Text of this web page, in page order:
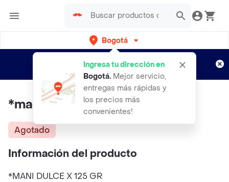
Bogotá
Ingresa tu dirección en
Bogotá. Mejor servicio,
entregas más rápidas y
los precios más
convenientes!
envíos gratis por semanas
Aplican TyC
*mani Dulce X 125 Gr
Agotado
Información del producto
*MANI DULCE X 125 GR